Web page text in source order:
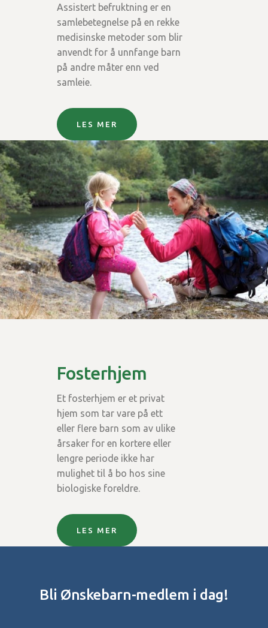
Assistert befruktning er en
samlebetegnelse på en rekke
medisinske metoder som blir
anvendt for å unnfange barn
på andre måter enn ved
samleie.
LES MER
Fosterhjem
Et fosterhjem er et privat
hjem som tar vare på ett
eller flere barn som av ulike
årsaker for en kortere eller
lengre periode ikke har
mulighet til å bo hos sine
biologiske foreldre.
LES MER
Bli Ønskebarn-medlem i dag!